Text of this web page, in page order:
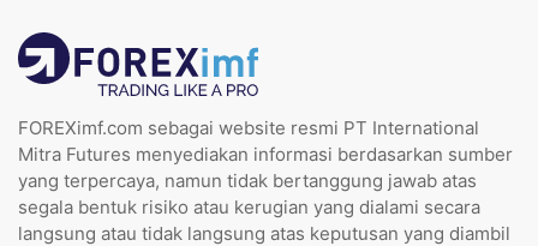
FOREXimf.com sebagai website resmi PT International
Mitra Futures menyediakan informasi berdasarkan sumber
yang terpercaya, namun tidak bertanggung jawab atas
segala bentuk risiko atau kerugian yang dialami secara
langsung atau tidak langsung atas keputusan yang diambil